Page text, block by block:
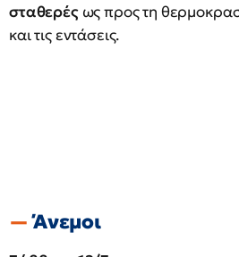
σταθερέςως προς τη
και τις εντάσεις.
Άνεμοι